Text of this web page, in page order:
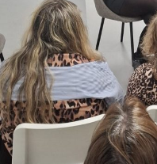
necesidades
en
saúde
mental